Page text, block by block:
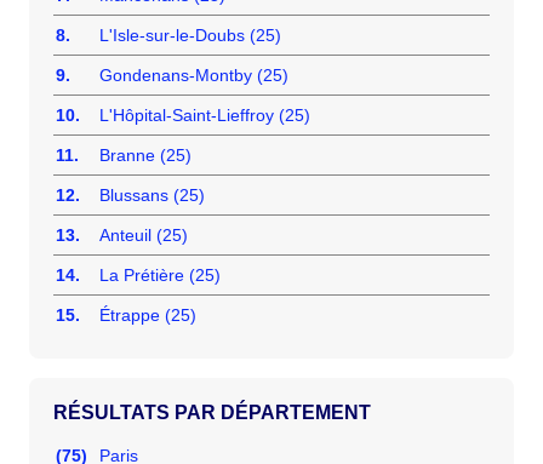
8. L'Isle-sur-le-Doubs (25)
9. Gondenans-Montby (25)
10. L'Hôpital-Saint-Lieffroy (25)
11. Branne (25)
12. Blussans (25)
13. Anteuil (25)
14. La Prétière (25)
15. Étrappe (25)
RÉSULTATS PAR DÉPARTEMENT
(75) Paris